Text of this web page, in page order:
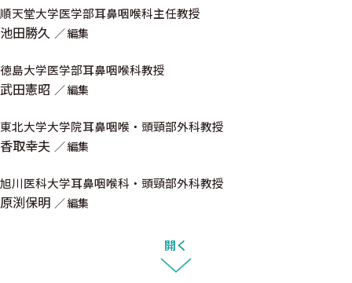
き受け頂いた先生方にこの場を借りて深謝する次第です．
編者代表 池 田 勝 久
5．耳管開放症の治療法は？〈日高浩史 小林俊光〉
C．慢性中耳炎
1．慢性中耳炎に対する点耳または経口抗菌薬のエビデン
スは？〈高橋邦行 山本 裕 高橋 姿〉
ンスは？〈萩森伸一〉
3．真珠腫性中耳炎に対する鼓室形成術のエビデンスと
D．感音難聴
1．突発性難聴に対するステロイド，循環改善薬，抗ウイ
2．突発性難聴に対する高気圧酸素療法のエビデンスは？
順天堂大学医学部耳鼻咽喉科主任教授
池田勝久 編集
徳島大学医学部耳鼻咽喉科教授
武田憲昭 編集
東北大学大学院耳鼻咽喉・頭頸部外科教授
香取幸夫 編集
旭川医科大学耳鼻咽喉科・頭頸部外科教授
原渕保明 編集
開く